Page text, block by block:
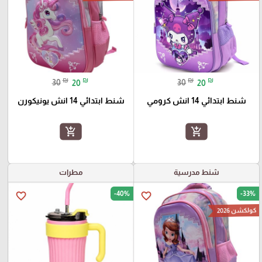
30 ₪ 20 ₪
شنط ابتدائي 14 انش كرومي
add_shopping_cart
30 ₪ 20 ₪
شنط ابتدائي 14 انش يونيكورن
add_shopping_cart
شنط مدرسية
favorite_border -33%
كولكشن 2026
مطرات
favorite_border -40%